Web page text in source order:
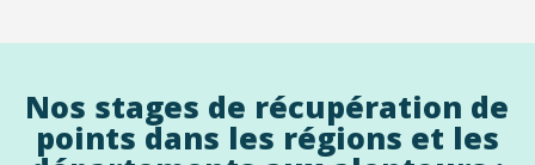
Nos stages de récupération de
points dans les régions et les